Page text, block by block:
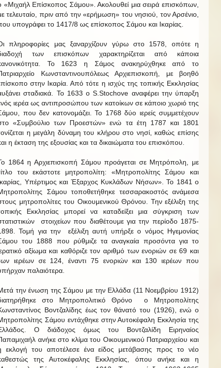
«Μιχαήλ Επίσκοπος Σάμου». Ακολουθεί μια σειρά επισκόπων,
τελευταίο, πριν από την «ερήμωση» του νησιού, τον Αρσένιο,
υπογράφει το 1417/8 ως επίσκοπος Σάμου και Ικαρίας.
πληροφορίες μας ξαναρχίζουν γύρω στο 1578, οπότε η
των επισκόπων χαρακτηρίζεται από κάποια
Το 1623 η Σάμος ανακηρύχθηκε από το
Κωνσταντινουπόλεως Αρχιεπισκοπή, με βοηθό
στην Ικαρία. Από τότε η ισχύς της τοπικής Εκκλησίας
σταδιακά. Το 1633 ο S.Stochove αναφέρει την ύπαρξη
ιερέα ως αντιπροσώπου των κατοίκων σε κάποιο χωριό της
που δεν κατονομάζει. Το 1768 δύο ιερείς συμμετέχουν
«Συμβούλιο των Προεστών» ενώ τα έτη 1787 και 1801
η μεγάλη δύναμη του κλήρου στο νησί, καθώς επίσης
η έκταση της εξουσίας και τα δικαιώματα του επισκόπου.
1864 η Αρχιεπισκοπή Σάμου προάγεται σε Μητρόπολη, με
του εκάστοτε μητροπολίτη: «Μητροπολίτης Σάμου και
Υπέρτιμος και Έξαρχος Κυκλάδων Νήσων». Το 1841 ο
Σάμου τοποθετήθηκε τεσσαρακοστός ανάμεσα
μητροπολίτες του Οικουμενικού Θρόνου. Την εξέλιξη της
Εκκλησίας μπορεί να καταδείξει μια σύγκριση των
στοιχείων που διαθέτουμε για την περίοδο 1875-
Τομή για την εξέλιξη αυτή υπήρξε ο νόμος Ηγεμονίας
του 1888 που ρύθμιζε τα αναγκαία προσόντα για το
αξίωμα και καθόριζε τον αριθμό των ενοριών σε 69 και
ιερέων σε 124, έναντι 75 ενοριών και 130 ιερέων που
παλαιότερα.
την ένωση της Σάμου με την Ελλάδα (11 Νοεμβρίου 1912)
στο Μητροπολιτικό Θρόνο ο Μητροπολίτης
Βοντζαλίδης έως τον θάνατό του (1926), ενώ ο
Σάμου εντάχθηκε στην Αυτοκέφαλη Εκκλησία της
Ο διάδοχος όμως του Βοντζαλίδη Ειρηναίος
ανήκε στο κλίμα του Οικουμενικού Πατριαρχείου και
εκλογή του αποτέλεσε ένα είδος μετάβασης προς το νέο
της Αυτοκέφαλης Εκκλησίας, όπου ανήκε και η